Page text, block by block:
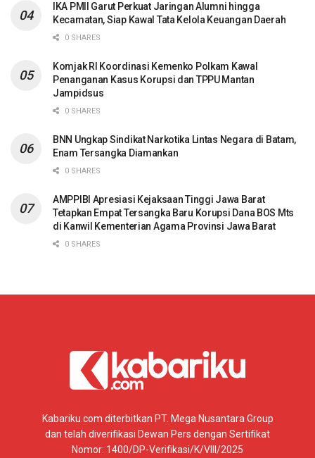
IKA PMII Garut Perkuat Jaringan Alumni hingga
Kecamatan, Siap Kawal Tata Kelola Keuangan Daerah
0 SHARES
Komjak RI Koordinasi Kemenko Polkam Kawal
Penanganan Kasus Korupsi dan TPPU Mantan
Jampidsus
0 SHARES
BNN Ungkap Sindikat Narkotika Lintas Negara di Batam,
Enam Tersangka Diamankan
0 SHARES
AMPPIBI Apresiasi Kejaksaan Tinggi Jawa Barat
Tetapkan Empat Tersangka Baru Korupsi Dana BOS Mts
di Kanwil Kementerian Agama Provinsi Jawa Barat
0 SHARES
Kabariku.com diterbitkan PT. Mega Nusantara Group
dan telah diverifikasi Dewan Pers dengan Sertifikat
Nomor: 1400/DP-Verifikasi/K/VIII/2025